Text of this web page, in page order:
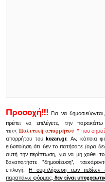
Προσοχή!!! Για να
πρέπει να επιλέγετε, την παρακάτω
τουςΠολιτική απορρήτου" που
απορρήτου τουkozan.gr. Αν, κάποια
ειδοποίηση ότι δεν το πατήσατε (αρα
αυτή την περίπτωση, για να μη χαθεί
ξαναπατήστε "δημοσίευση",
επιλογή.Η συμπλήρωση των πεδίων
παραπάνω φόρμας, δεν είναι